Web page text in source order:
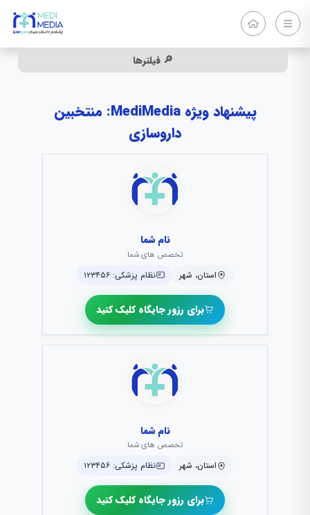
🔎 فیلترها
پیشنهاد ویژه MediMedia: منتخبین
داروسازی
نام شما
تخصص های شما
استان، شهر نظام پزشکی: ۱۲۳۴۵۶
برای رزور جایگاه کلیک کنید
نام شما
تخصص های شما
استان، شهر نظام پزشکی: ۱۲۳۴۵۶
برای رزور جایگاه کلیک کنید